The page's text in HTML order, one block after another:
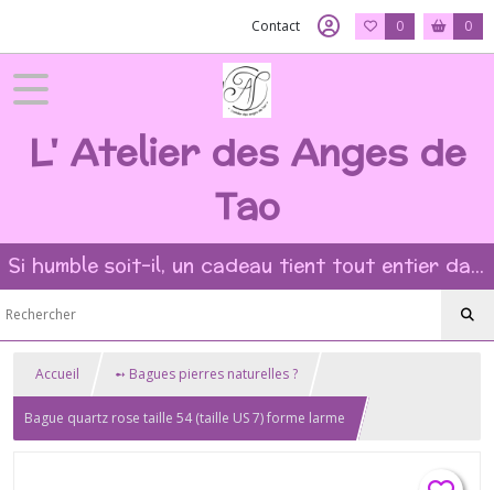
Contact 0 0
L' Atelier des Anges de
Tao
Si humble soit-il, un cadeau tient tout entier dans l'intention et la beauté du geste ?
Accueil ➻ Bagues pierres naturelles ?
Bague quartz rose taille 54 (taille US 7) forme larme